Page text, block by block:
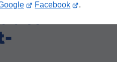
Facebook .